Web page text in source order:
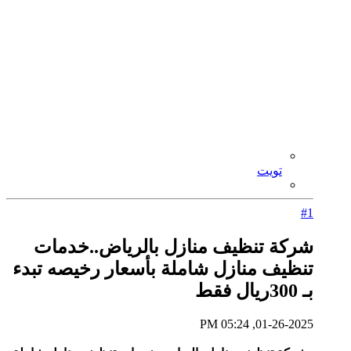
تويت
#1
شركة تنظيف منازل بالرياض..خدمات
تنظيف منازل شاملة بأسعار رخيصه تبدء
بـ 300ريال فقط
01-26-2025, 05:24 PM